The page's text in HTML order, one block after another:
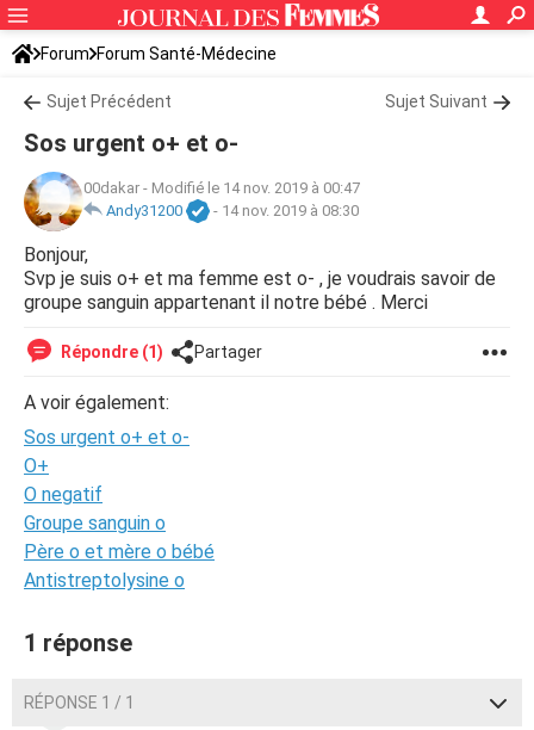
Forum Forum Santé-Médecine
Symptômes et maladies courantes
Sujet Précédent Sujet Suivant
Sos urgent o+ et o-
00dakar - Modifié le 14 nov. 2019 à 00:47
Andy31200
- 14 nov. 2019 à 08:30
Bonjour,
Svp je suis o+ et ma femme est o- , je voudrais savoir de
groupe sanguin appartenant il notre bébé . Merci
Répondre (1) Partager
A voir également:
Sos urgent o+ et o-
O+
O negatif
Groupe sanguin o
Père o et mère o bébé
Antistreptolysine o
1 réponse
RÉPONSE 1 / 1